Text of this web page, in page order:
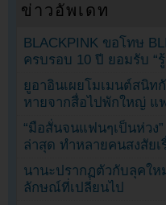
ข่าวอัพเดท
BLACKPINK ขอโทษ
ครบรอบ 10 ปี ยอมรับ “
ยูอาอินเผยโมเมนต์สนิท
หายจากสื่อไปพักใหญ่ แ
“มือสั่นจนแฟนๆเป็นห่วง
ล่าสุด ทำหลายคนสงสัยเ
นานะปรากฏตัวกับลุคใ
ลักษณ์ที่เปลี่ยนไป